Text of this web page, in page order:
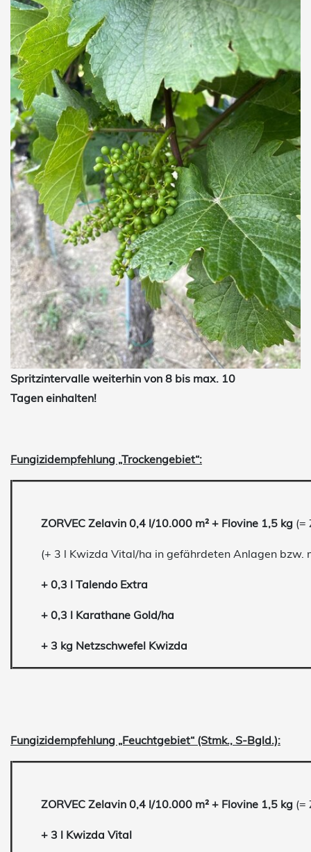
Spritzintervalle weiterhin von 8 bis max. 10
Tagen einhalten!
Fungizidempfehlung „Trockengebiet“:
ZORVEC Zelavin 0,4 l/10.000 m² + Flovine 1,5 kg (=
(+ 3 l Kwizda Vital/ha in gefährdeten Anlagen bzw.
+ 0,3 l Talendo Extra
+ 0,3 l Karathane Gold/ha
+ 3 kg Netzschwefel Kwizda
Fungizidempfehlung „Feuchtgebiet“ (Stmk., S-Bgld.):
ZORVEC Zelavin 0,4 l/10.000 m² + Flovine 1,5 kg (=
+ 3 l Kwizda Vital